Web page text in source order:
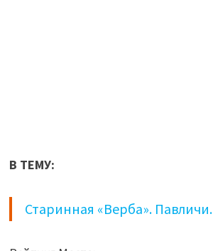
В ТЕМУ:
Старинная «Верба». Павличи.